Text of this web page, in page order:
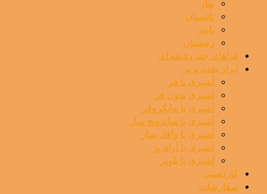
بهار
تابستان
پاییز
زمستان
غذاهای چند دقیقه ای
ابزار پخت و پز
آشپزی با فر
آشپزی بدون فر
آشپزی با مایکروفر
آشپزی با ساندویچ ساز
آشپزی با وافل ساز
آشپزی با آرام پز
آشپزی با پلوپز
کاردستی
سفارشات